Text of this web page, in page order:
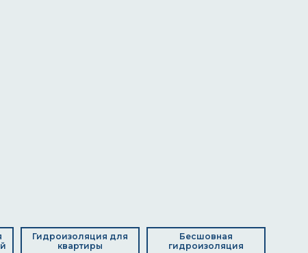
Гидроизоляция для
квартиры
Бесшовная
гидроизоляция